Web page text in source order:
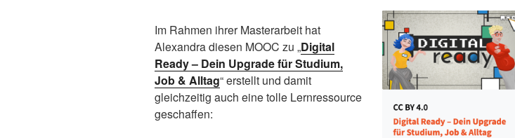
Im Rahmen ihrer Masterarbeit hat
Alexandra diesen MOOC zu „Digital
Ready – Dein Upgrade für Studium,
Job & Alltag“ erstellt und damit
gleichzeitig auch eine tolle Lernressource
geschaffen: